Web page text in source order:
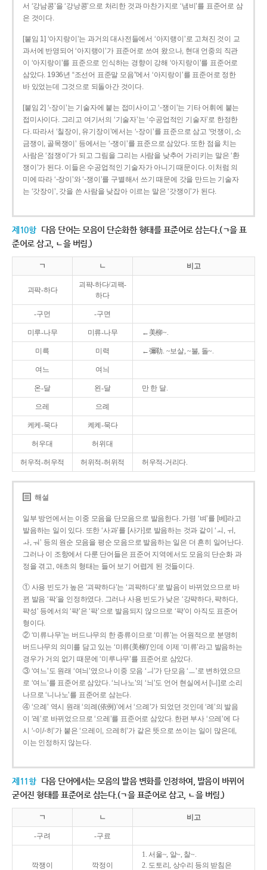
서 ‘강남콩’을 ‘강낭콩’으로 처리한 것과 마찬가지로 ‘냄비’를 표준어로 삼
은 것이다.
[붙임 1] ‘아지랑이’는 과거의 대사전들에서 ‘아지랭이’로 고쳐진 것이 교
과서에 반영되어 ‘아지랭이’가 표준어로 쓰여 왔으나, 현대 언중의 직관
이 ‘아지랑이’를 표준으로 인식하는 경향이 강해 ‘아지랑이’를 표준어로
삼았다. 1936년 “조선어 표준말 모음”에서 ‘아지랑이’를 표준어로 정한
바 있었는데 그것으로 되돌아간 것이다.
[붙임 2] ‘-장이’는 기술자에 붙는 접미사이고 ‘-쟁이’는 기타 어휘에 붙는
접미사이다. 그리고 여기서의 ‘기술자’는 ‘수공업적인 기술자’로 한정한
다. 따라서 ‘칠장이, 유기장이’에서는 ‘-장이’를 표준으로 삼고 ‘멋쟁이, 소
금쟁이, 골목쟁이’ 등에서는 ‘-쟁이’를 표준으로 삼았다. 또한 점을 치는
사람은 ‘점쟁이’가 되고 그림을 그리는 사람을 낮추어 가리키는 말은 ‘환
쟁이’가 된다. 이들은 수공업적인 기술자가 아니기 때문이다. 이처럼 의
미에 따라 ‘-장이’와 ‘-쟁이’를 구별해서 쓰기 때문에 갓을 만드는 기술자
는 ‘갓장이’, 갓을 쓴 사람을 낮잡아 이르는 말은 ‘갓쟁이’가 된다.
제10항 다음 단어는 모음이 단순화한 형태를 표준어로 삼는다.(ㄱ을 표
준어로 삼고, ㄴ을 버림.)
ㄱ ㄴ 비고
괴팍-하다
괴퍅-하다/괴팩-
하다
-구먼 -구면
미루-나무 미류-나무 ←美柳~.
미륵 미력 ←彌勒. ~보살, ~불, 돌~.
여느 여늬
온-달 왼-달 만 한 달.
으레 으례
케케-묵다 켸켸-묵다
허우대 허위대
허우적-허우적 허위적-허위적 허우적-거리다.
해설
일부 방언에서는 이중 모음을 단모음으로 발음한다. 가령 ‘벼’를 [베]라고
발음하는 일이 있다. 또한 ‘사과’를 [사가]로 발음하는 것과 같이 ‘ㅚ, ㅟ,
ㅘ, ㅝ’ 등의 원순 모음을 평순 모음으로 발음하는 일은 더 흔히 일어난다.
그러나 이 조항에서 다룬 단어들은 표준어 지역에서도 모음의 단순화 과
정을 겪고, 애초의 형태는 들어 보기 어렵게 된 것들이다.
① 사용 빈도가 높은 ‘괴퍅하다’는 ‘괴팍하다’로 발음이 바뀌었으므로 바
뀐 발음 ‘팍’을 인정하였다. 그러나 사용 빈도가 낮은 ‘강퍅하다, 퍅하다,
퍅성’ 등에서의 ‘퍅’은 ‘팍’으로 발음되지 않으므로 ‘퍅’이 아직도 표준어
형이다.
② ‘미류나무’는 버드나무의 한 종류이므로 ‘미류’는 어원적으로 분명히
버드나무의 의미를 담고 있는 ‘미류(美柳)’인데 이제 ‘미류’라고 발음하는
경우가 거의 없기 때문에 ‘미루나무’를 표준어로 삼았다.
③ ‘여느’도 원래 ‘여늬’였으나 이중 모음 ‘ㅢ’가 단모음 ‘ㅡ’로 변하였으므
로 ‘여느’를 표준어로 삼았다. ‘늬나노’의 ‘늬’도 언어 현실에서 [니]로 소리
나므로 ‘니나노’를 표준어로 삼는다.
④ ‘으례’ 역시 원래 ‘의례(依例)’에서 ‘으례’가 되었던 것인데 ‘례’의 발음
이 ‘레’로 바뀌었으므로 ‘으레’를 표준어로 삼았다. 한편 부사 ‘으레’에 다
시 ‘-이/-히’가 붙은 ‘으레이, 으레히’가 같은 뜻으로 쓰이는 일이 많은데,
이는 인정하지 않는다.
제11항 다음 단어에서는 모음의 발음 변화를 인정하여, 발음이 바뀌어
굳어진 형태를 표준어로 삼는다.(ㄱ을 표준어로 삼고, ㄴ을 버림.)
ㄱ ㄴ 비고
-구려 -구료
깍쟁이 깍정이
1. 서울~, 알~, 찰~.
2. 도토리, 상수리 등의 받침은